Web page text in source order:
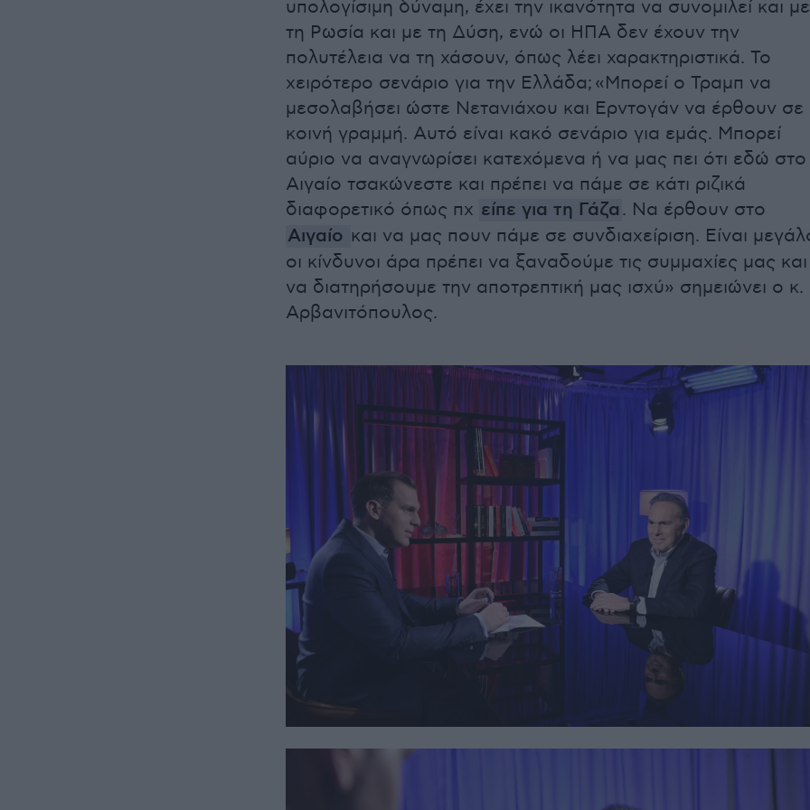
υπολογίσιμη δύναμη, έχει την ικανότητα να συνομιλεί και με
τη Ρωσία και με τη Δύση, ενώ οι ΗΠΑ δεν έχουν την
πολυτέλεια να τη χάσουν, όπως λέει χαρακτηριστικά. Το
χειρότερο σενάριο για την Ελλάδα; «Μπορεί ο Τραμπ να
μεσολαβήσει ώστε Νετανιάχου και Ερντογάν να έρθουν σε
κοινή γραμμή. Αυτό είναι κακό σενάριο για εμάς. Μπορεί
αύριο να αναγνωρίσει κατεχόμενα ή να μας πει ότι εδώ στο
Αιγαίο τσακώνεστε και πρέπει να πάμε σε κάτι ριζικά
διαφορετικό όπως πχ είπε για τη Γάζα . Να έρθουν στο
Αιγαίο και να μας πουν πάμε σε συνδιαχείριση. Είναι
οι κίνδυνοι άρα πρέπει να ξαναδούμε τις συμμαχίες μας και
να διατηρήσουμε την αποτρεπτική μας ισχύ» σημειώνει ο κ.
Αρβανιτόπουλος.